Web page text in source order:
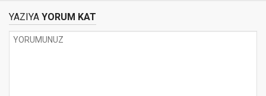
YAZIYA YORUM KAT